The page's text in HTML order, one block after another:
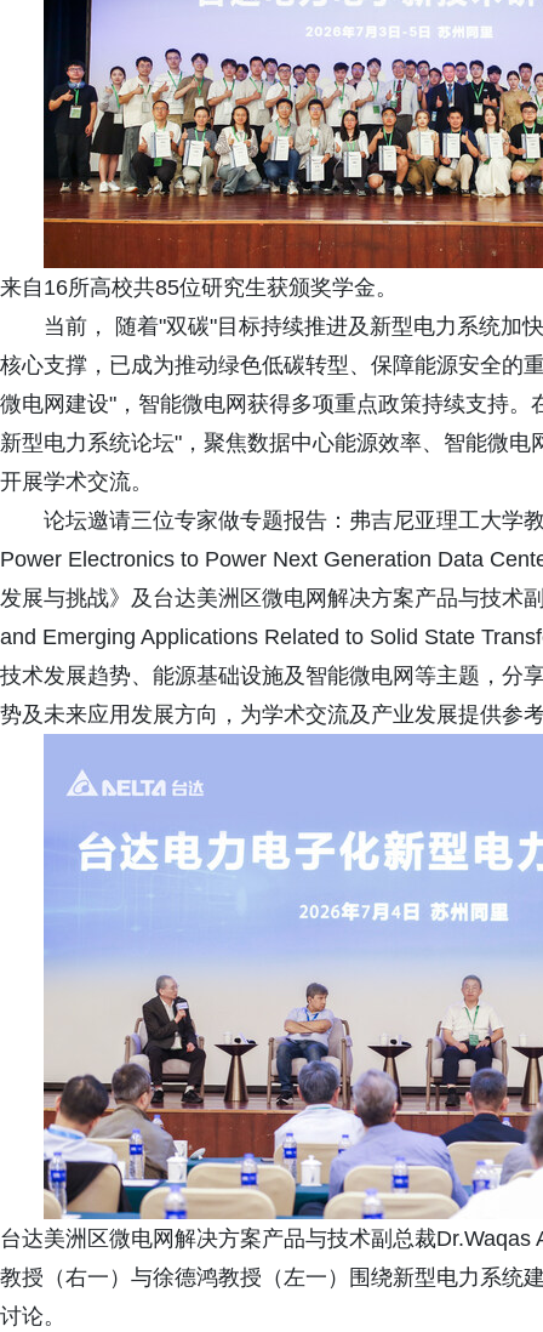
来自16所高校共85位研究生获颁奖学金。
当前， 随着"双碳"目标持续推进及新型电力系统加
核心支撑，已成为推动绿色低碳转型、保障能源安全的
微电网建设"，智能微电网获得多项重点政策持续支持
新型电力系统论坛"，聚焦数据中心能源效率、智能微
开展学术交流。
论坛邀请三位专家做专题报告：弗吉尼亚理工大学
Power Electronics to Power Next Generation Data
发展与挑战》及台达美洲区微电网解决方案产品与技术
and Emerging Applications Related to Solid State
技术发展趋势、能源基础设施及智能微电网等主题，分
势及未来应用发展方向，为学术交流及产业发展提供参
台达美洲区微电网解决方案产品与技术副总裁
教授（右一）与徐德鸿教授（左一）围绕新型电力系统
讨论。